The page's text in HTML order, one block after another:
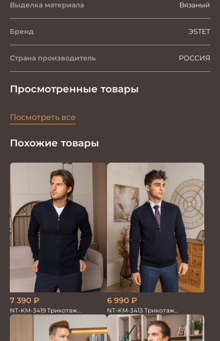
Выделка материала Вязаный
Бренд ЭSTET
Страна производитель РОССИЯ
Просмотренные товары
Посмотреть все
Похожие товары
7 390 ₽
NT-KM-3419 Трикотаж
Кардиган
6 990 ₽
NT-KM-3413 Трикотаж
Кардиган